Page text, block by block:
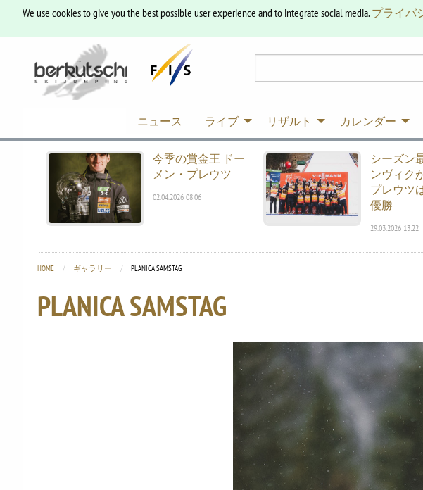
We use cookies to give you the best possible user experience and to integrate social media.プライバ
ニュース ライブ リザルト カレンダー
今季の賞金王 ドー
メン・プレウツ
02.04.2026 08:06
シーズン
ンヴィク
プレウツ
優勝
29.03.2026 13:22
HOME ギャラリー CURRENT:
PLANICA SAMSTAG
PLANICA SAMSTAG